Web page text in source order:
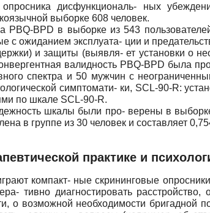
дисфункциональ- ных
выборке 608 человек.
PBQ-BPD в выборке из 543
ожиданием эксплуата- ции и
и защиты (выявля- ет установки о
валидность PBQ-BPD была
спектра и 50 мужчин с
симптомати- ки, SCL-90-R:
по шкале SCL-90-R.
шкалы были про- верены в
в группе из 30 человек и составляет
практике и
компакт- ные скрининговые
тивно диагностировать
о возможной необходимости бригадной